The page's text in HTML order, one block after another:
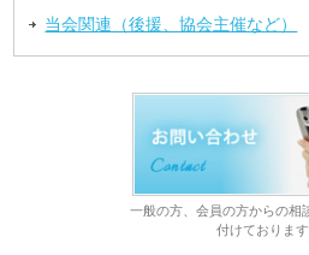
当会関連（後援、協会主催など）
一般の方、会員の方からの相
付けております